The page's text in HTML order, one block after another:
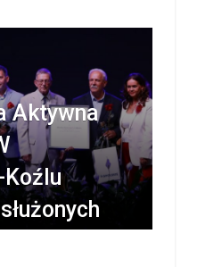
Aktywna